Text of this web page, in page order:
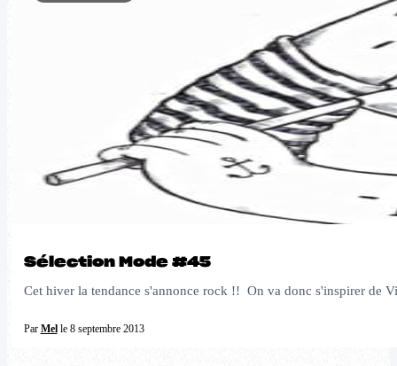
Sélection Mode #45
Cet hiver la tendance s'annonce rock !! On va donc s'inspirer de
Par Melle 8 septembre 2013